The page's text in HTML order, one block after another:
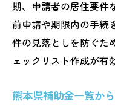
功させる
エコキュート補
エコキュー
終チェック項目
熊本県エコ
期、申請者の居住要件
前申請や期限内の手続
件の見落としを防ぐた
ェックリスト作成が有
熊本県補助金一覧か